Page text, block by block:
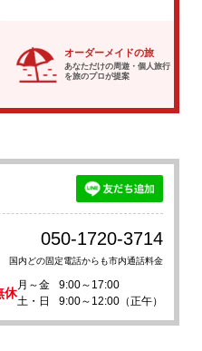
オーダーメイドの旅
あなただけの周遊・個人旅行
を旅のプロが提案
050-1720-3714
国内どの固定電話からも市内通話料金
休
月～金
9:00～17:00
土・日
9:00～12:00（正午）